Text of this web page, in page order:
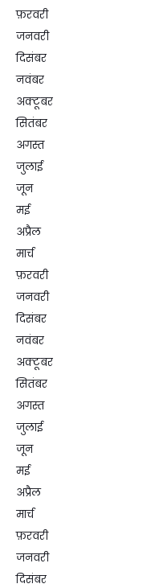
फ़रवरी
जनवरी
दिसंबर
नवंबर
अक्टूबर
सितंबर
अगस्त
जुलाई
जून
मई
अप्रैल
मार्च
फ़रवरी
जनवरी
दिसंबर
नवंबर
अक्टूबर
सितंबर
अगस्त
जुलाई
जून
मई
अप्रैल
मार्च
फ़रवरी
जनवरी
दिसंबर